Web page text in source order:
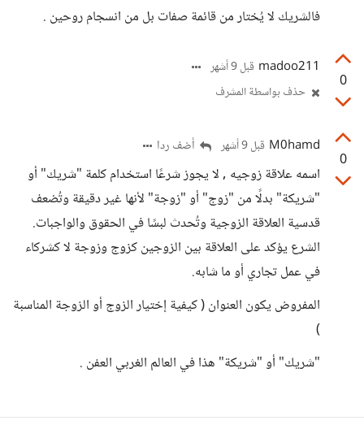
فالشريك لا يُختار من قائمة صفات بل من انسجام روحين .
0
madoo211 قبل 9 أشهر
حذف بواسطة المشرف
0
M0hamd قبل 9 أشهر أضف ردا
اسمه علاقة زوجيه , لا يجوز شرعًا استخدام كلمة "شريك" أو
"شريكة" بدلًا من "زوج" أو "زوجة" لأنها غير دقيقة وتُضعف
قدسية العلاقة الزوجية وتُحدث لبسًا في الحقوق والواجبات.
الشرع يؤكد على العلاقة بين الزوجين كزوج وزوجة لا كشركاء
في عمل تجاري أو ما شابه.
المفروض يكون العنوان ( كيفية إختيار الزوج أو الزوجة المناسبة
)
"شريك" أو "شريكة" هذا في العالم الغربي العفن .